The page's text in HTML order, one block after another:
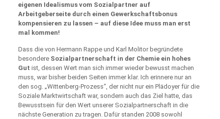
eigenen Idealismus vom Sozialpartner auf
Arbeitgeberseite durch einen Gewerkschaftsbonus
kompensieren zu lassen – auf diese Idee muss man erst
mal kommen!
Dass die von Hermann Rappe und Karl Molitor begründete
besondere Sozialpartnerschaft in der Chemie ein hohes
Gut ist, dessen Wert man sich immer wieder bewusst machen
muss, war bisher beiden Seiten immer klar. Ich erinnere nur an
den sog. „Wittenberg-Prozess“, der nicht nur ein Plädoyer für die
Soziale Marktwirtschaft war, sondern auch das Ziel hatte, das
Bewusstsein für den Wert unserer Sozialpartnerschaft in die
nächste Generation zu tragen. Dafür standen 2008 sowohl